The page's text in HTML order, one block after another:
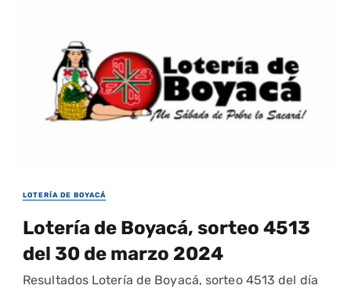
LOTERÍA DE BOYACÁ
Lotería de Boyacá, sorteo 4513
del 30 de marzo 2024
Resultados Lotería de Boyacá, sorteo 4513 del día